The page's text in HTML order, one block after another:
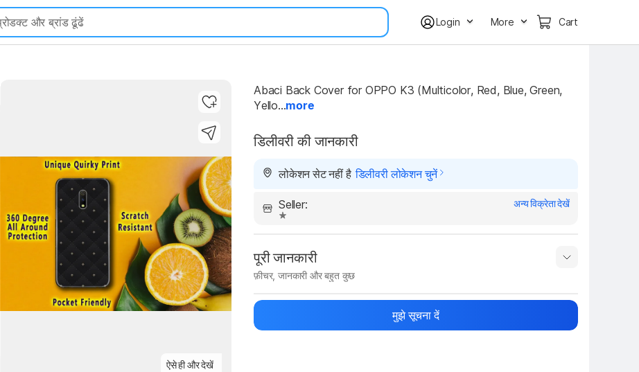
Login More Cart
Key Highlights
ऐसे ही और देखें
Abaci Back Cover for OPPO K3 (Multicolor, Red, Blue, Green,
Yello...more
डिलीवरी की जानकारी
लोकेशन सेट नहीं है डिलीवरी लोकेशन चुनें
Seller: अन्य विक्रेता देखें
पूरी जानकारी
फ़ीचर, जानकारी और बहुत कुछ
Show More
मुझे सूचना दें